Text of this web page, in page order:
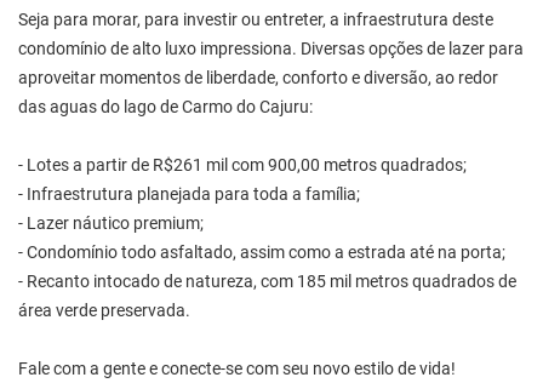
Seja para morar, para investir ou entreter, a infraestrutura deste
condomínio de alto luxo impressiona. Diversas opções de lazer para
aproveitar momentos de liberdade, conforto e diversão, ao redor
das aguas do lago de Carmo do Cajuru:
- Lotes a partir de R$261 mil com 900,00 metros quadrados;
- Infraestrutura planejada para toda a família;
- Lazer náutico premium;
- Condomínio todo asfaltado, assim como a estrada até na porta;
- Recanto intocado de natureza, com 185 mil metros quadrados de
área verde preservada.
Fale com a gente e conecte-se com seu novo estilo de vida!